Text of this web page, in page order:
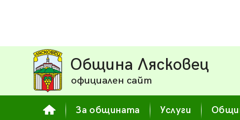
Община Лясковец
официален сайт
За общината Услуги